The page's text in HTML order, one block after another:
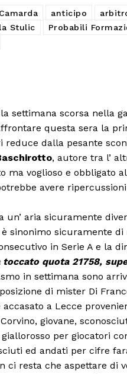
anticipo
Stulic Probabili
settimana scorsa nella
questa sera la
reduce dalla pesante
, autore tra l’
ma voglioso e obbligato
avere
un’ aria sicuramente
sinonimo sicuramente
in Serie A e la
toccato quota 21758,
in settimana sono
di mister Di
accasato a Lecce
giovane,
per giocatori
ed andati per cifre
ci resta che aspettare di